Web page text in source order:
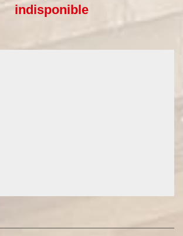
indisponible